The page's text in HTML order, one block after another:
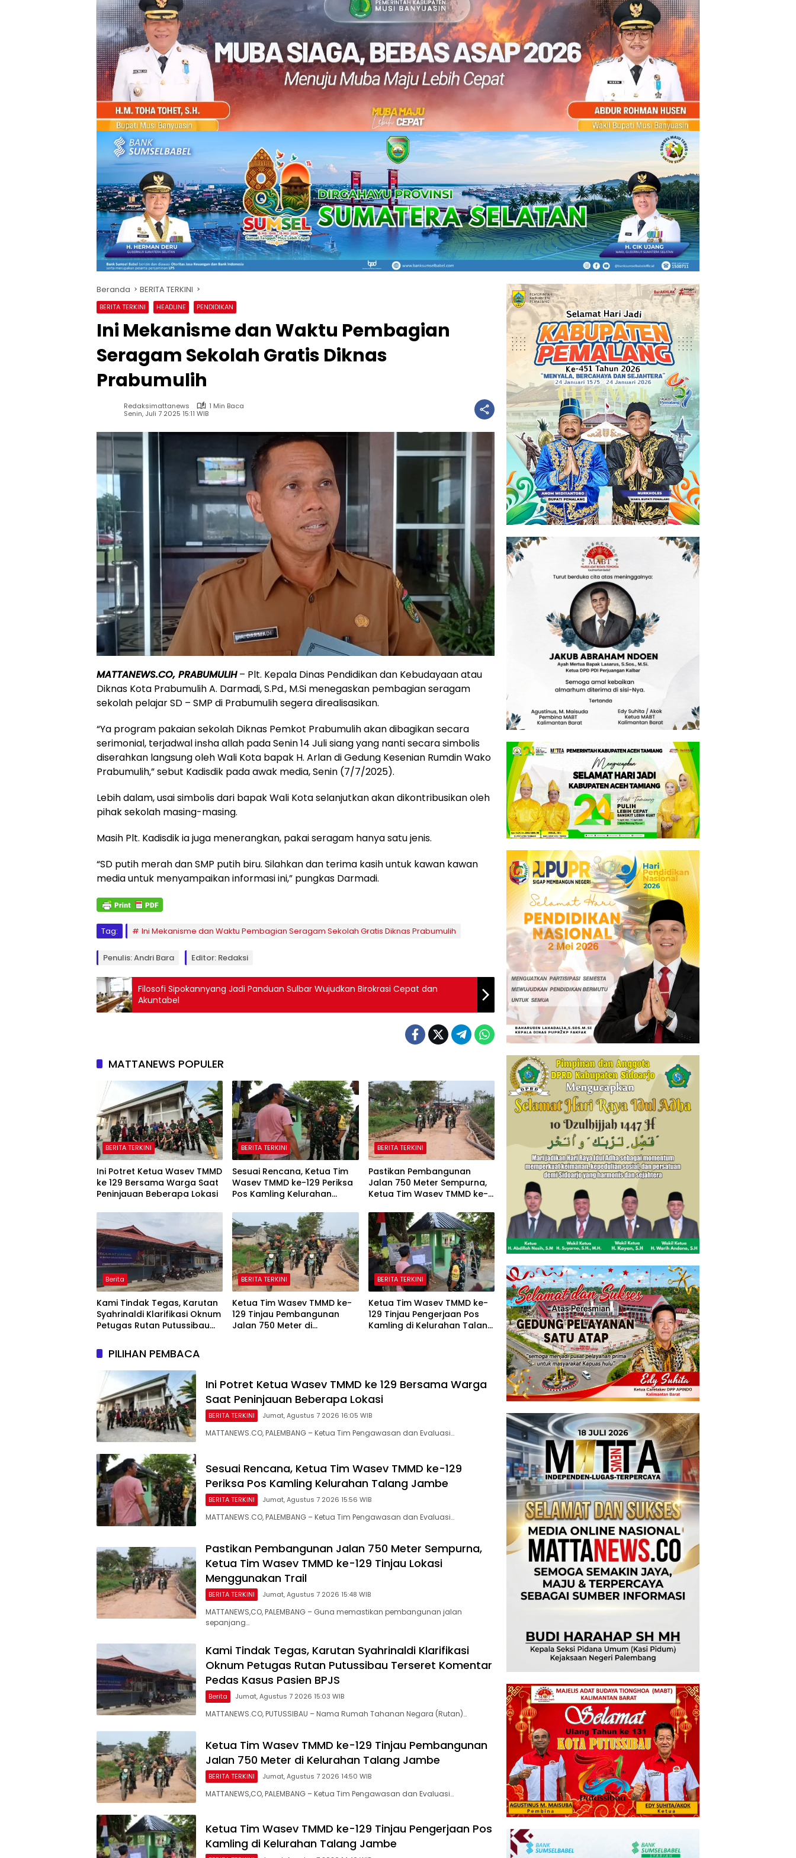
Beranda BERITA TERKINI
BERITA TERKINI HEADLINE PENDIDIKAN
Ini Mekanisme dan Waktu Pembagian
Seragam Sekolah Gratis Diknas
Prabumulih
Redaksimattanews
1 Min Baca
Senin, Juli 7 2025 15:11 WIB
MATTANEWS.CO, PRABUMULIH– Plt. Kepala Dinas Pendidikan dan Kebudayaan atau
Diknas Kota Prabumulih A. Darmadi, S.Pd., M.Si menegaskan pembagian seragam
sekolah pelajar SD – SMP di Prabumulih segera direalisasikan.
“Ya program pakaian sekolah Diknas Pemkot Prabumulih akan dibagikan secara
serimonial, terjadwal insha allah pada Senin 14 Juli siang yang nanti secara simbolis
diserahkan langsung oleh Wali Kota bapak H. Arlan di Gedung Kesenian Rumdin Wako
Prabumulih,” sebut Kadisdik pada awak media, Senin (7/7/2025).
Lebih dalam, usai simbolis dari bapak Wali Kota selanjutkan akan dikontribusikan oleh
pihak sekolah masing-masing.
Masih Plt. Kadisdik ia juga menerangkan, pakai seragam hanya satu jenis.
“SD putih merah dan SMP putih biru. Silahkan dan terima kasih untuk kawan kawan
media untuk menyampaikan informasi ini,” pungkas Darmadi.
Tag: Ini Mekanisme dan Waktu Pembagian Seragam Sekolah Gratis Diknas Prabumulih
Penulis: Andri Bara Editor: Redaksi
Filosofi Sipokannyang Jadi Panduan Sulbar Wujudkan Birokrasi Cepat dan
Akuntabel
MATTANEWS POPULER
BERITA TERKINI
Ini Potret Ketua Wasev TMMD
ke 129 Bersama Warga Saat
Peninjauan Beberapa Lokasi
BERITA TERKINI
Sesuai Rencana, Ketua Tim
Wasev TMMD ke-129 Periksa
Pos Kamling Kelurahan
BERITA TERKINI
Pastikan Pembangunan
Jalan 750 Meter Sempurna,
Ketua Tim Wasev TMMD ke-
Menggunakan Trail
Berita
Kami Tindak Tegas, Karutan
Syahrinaldi Klarifikasi Oknum
Petugas Rutan Putussibau
Kasus Pasien BPJS
BERITA TERKINI
Ketua Tim Wasev TMMD ke-
129 Tinjau Pembangunan
Jalan 750 Meter di
BERITA TERKINI
Ketua Tim Wasev TMMD ke-
129 Tinjau Pengerjaan Pos
Kamling di Kelurahan Talang
PILIHAN PEMBACA
Ini Potret Ketua Wasev TMMD ke 129 Bersama Warga
Saat Peninjauan Beberapa Lokasi
BERITA TERKINI Jumat, Agustus 7 2026 16:05 WIB
MATTANEWS.CO, PALEMBANG – Ketua Tim Pengawasan dan Evaluasi…
Sesuai Rencana, Ketua Tim Wasev TMMD ke-129
Periksa Pos Kamling Kelurahan Talang Jambe
BERITA TERKINI Jumat, Agustus 7 2026 15:56 WIB
MATTANEWS.CO, PALEMBANG – Ketua Tim Pengawasan dan Evaluasi…
Pastikan Pembangunan Jalan 750 Meter Sempurna,
Ketua Tim Wasev TMMD ke-129 Tinjau Lokasi
Menggunakan Trail
BERITA TERKINI Jumat, Agustus 7 2026 15:48 WIB
MATTANEWS,CO, PALEMBANG – Guna memastikan pembangunan jalan
sepanjang…
Kami Tindak Tegas, Karutan Syahrinaldi Klarifikasi
Oknum Petugas Rutan Putussibau Terseret Komentar
Pedas Kasus Pasien BPJS
Berita Jumat, Agustus 7 2026 15:03 WIB
MATTANEWS.CO, PUTUSSIBAU – Nama Rumah Tahanan Negara (Rutan)…
Ketua Tim Wasev TMMD ke-129 Tinjau Pembangunan
Jalan 750 Meter di Kelurahan Talang Jambe
BERITA TERKINI Jumat, Agustus 7 2026 14:50 WIB
MATTANEWS,CO, PALEMBANG – Ketua Tim Pengawasan dan Evaluasi…
Ketua Tim Wasev TMMD ke-129 Tinjau Pengerjaan Pos
Kamling di Kelurahan Talang Jambe